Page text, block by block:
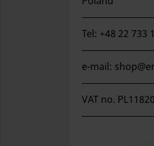
Tel: +48 22 733
e-mail:
VAT no.